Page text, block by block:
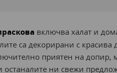
включва халат и
са декорирани с красива
приятен на допир,
останалите ни свежи